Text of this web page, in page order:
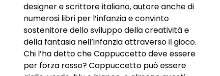
designer e scrittore italiano, autore anche di
numerosi libri per l’infanzia e convinto
sostenitore dello sviluppo della creatività e
della fantasia nell’infanzia attraverso il gioco.
Chi l’ha detto che Cappuccetto deve essere
per forza rosso? Cappuccetto può essere